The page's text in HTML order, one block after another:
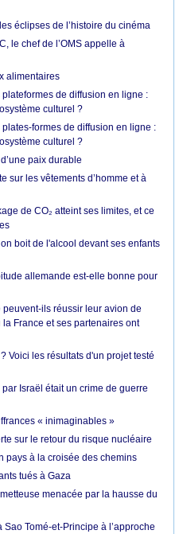
éclipses de l’histoire du cinéma
le chef de l’OMS appelle à
alimentaires
de diffusion en ligne :
culturel ?
formes de diffusion en ligne :
culturel ?
paix durable
sur les vêtements d’homme et à
de CO₂ atteint ses limites, et ce
boit de l'alcool devant ses enfants
allemande est-elle bonne pour
peuvent-ils réussir leur avion de
France et ses partenaires ont
Voici les résultats d'un projet testé
Israël était un crime de guerre
« inimaginables »
sur le retour du risque nucléaire
pays à la croisée des chemins
tués à Gaza
menacée par la hausse du
Sao Tomé-et-Principe à l’approche